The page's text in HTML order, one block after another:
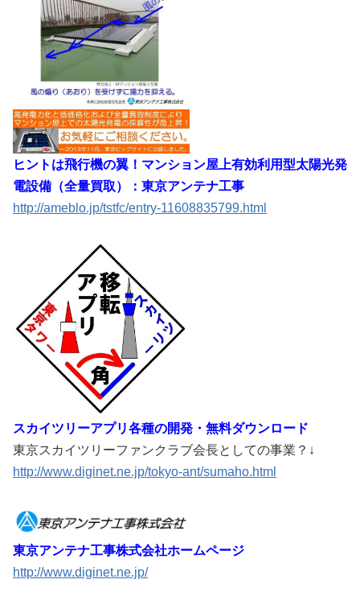
ヒントは飛行機の翼！マンション屋上有効利用型太陽光発
電設備（全量買取）：東京アンテナ工事
http://ameblo.jp/tstfc/entry-11608835799.html
スカイツリーアプリ各種の開発・無料ダウンロード
東京スカイツリーファンクラブ会長としての事業？↓
http://www.diginet.ne.jp/tokyo-ant/sumaho.html
東京アンテナ工事株式会社ホームページ
http://www.diginet.ne.jp/